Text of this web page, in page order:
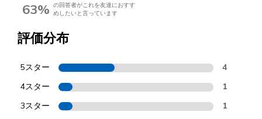
63% の回答者がこれを友達におすす
めしたいと言っています
評価分布
5スター 4
4スター 1
3スター 1